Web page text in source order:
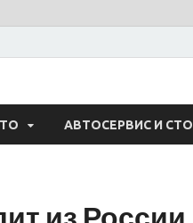
Авто
АВТОСЕРВИС И СТО